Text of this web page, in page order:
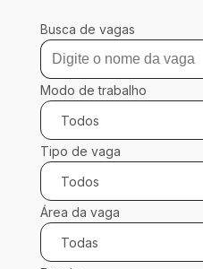
Busca de vagas
Modo de trabalho
Todos
Tipo de vaga
Todos
Área da vaga
Todas